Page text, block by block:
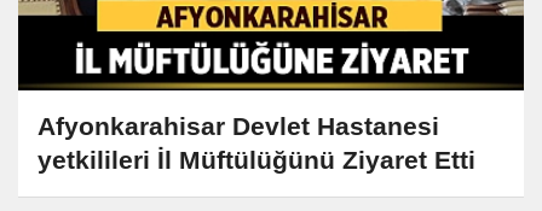
Afyonkarahisar Devlet Hastanesi
yetkilileri İl Müftülüğünü Ziyaret Etti